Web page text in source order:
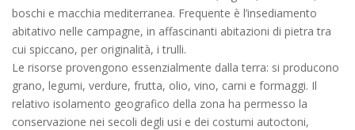
boschi e macchia mediterranea. Frequente è l’insediamento
abitativo nelle campagne, in affascinanti abitazioni di pietra tra
cui spiccano, per originalità, i trulli.
Le risorse provengono essenzialmente dalla terra: si producono
grano, legumi, verdure, frutta, olio, vino, carni e formaggi. Il
relativo isolamento geografico della zona ha permesso la
conservazione nei secoli degli usi e dei costumi autoctoni,